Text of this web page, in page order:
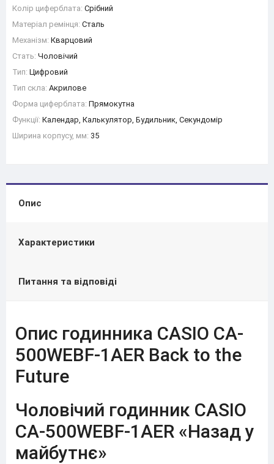
Колір циферблата: Срібний
Матеріал ремінця: Сталь
Механізм: Кварцовий
Стать: Чоловічий
Тип: Цифровий
Тип скла: Акрилове
Форма циферблата: Прямокутна
Функції: Календар, Калькулятор, Будильник, Секундомір
Ширина корпусу, мм: 35
Опис
Характеристики
Питання та відповіді
Опис годинника CASIO CA-
500WEBF-1AER Back to the
Future
Чоловічий годинник CASIO
CA-500WEBF-1AER «Назад у
майбутнє»